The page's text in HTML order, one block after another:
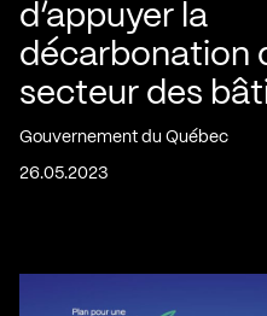
d’appuyer la
décarbonation
secteur des
Gouvernement du Québec
26.05.2023